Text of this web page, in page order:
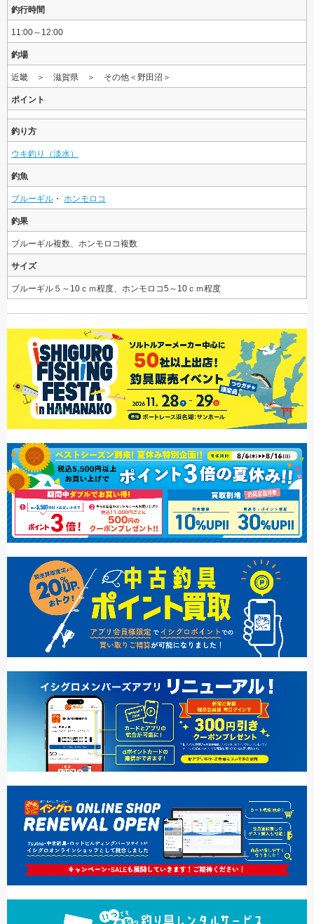
釣行時間
11:00～12:00
釣場
近畿 ＞ 滋賀県 ＞ その他＜野田沼＞
ポイント
釣り方
ウキ釣り（淡水）
釣魚
ブルーギル ・ ホンモロコ
釣果
ブルーギル複数、ホンモロコ複数
サイズ
ブルーギル５～10ｃｍ程度、ホンモロコ5～10ｃｍ程度